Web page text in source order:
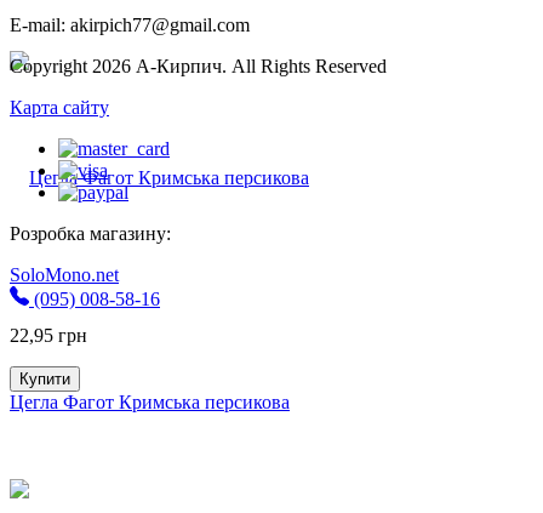
22,95 грн
Купити
Цегла Фагот Кримська персикова
E-mail: akirpich77@gmail.com
Copyright 2026 А-Кирпич. All Rights Reserved
Карта сайту
Розробка магазину:
SoloMono.net
(095) 008-58-16